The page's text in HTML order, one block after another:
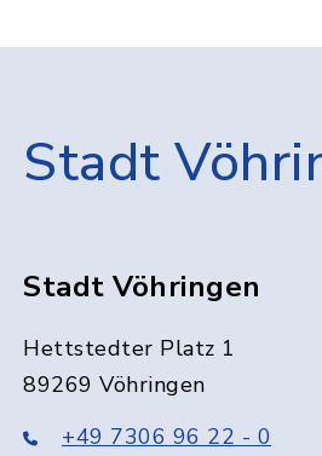
Stadt
Stadt Vöhringen
Hettstedter Platz 1
89269 Vöhringen
+49 7306 96 22 - 0